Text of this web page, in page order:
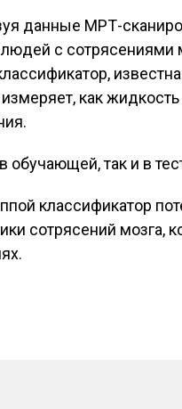
данные МРТ-
с сотрясениями
как
обучающей, так и в
классификатор
сотрясений мозга,